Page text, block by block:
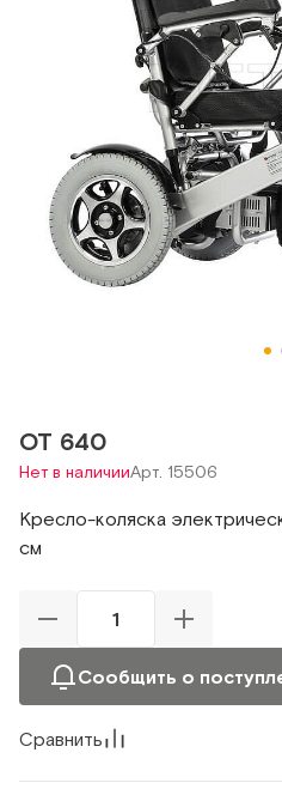
ОТ 640
Нет в наличииАрт. 15506
Кресло-коляска
см
Сообщить о
Сравнить